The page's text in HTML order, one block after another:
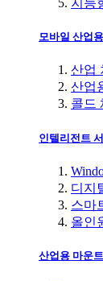
지능
모바일 산업
산업
산업
콜드
인텔리전트
디지
스마
올인
산업용 마운